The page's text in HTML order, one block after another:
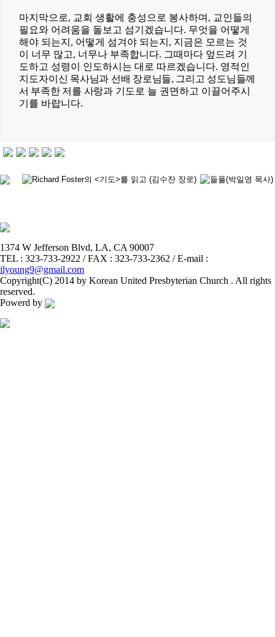
마지막으로, 교회 생활에 충성으로 봉사하며 , 교인들의
필요와 어려움을 돌보고 섬기겠습니다. 무엇을 어떻게
해야 되는지 , 어떻게 섬겨야 되는지 , 지금은 모르는 것
이 너무 많고, 너무나 부족합니다. 그때마다 엎드려 기
도하고 성령이 인도하시는 대로 따르겠습니다. 영적인
지도자이신 목사님과 선배 장로님들, 그리고 성도님들께
서 부족한 저를 사랑과 기도로 늘 권면하고 이끌어주시
기를 바랍니다.
1374 W Jefferson Blvd, LA, CA 90007
TEL : 323-733-2922 / FAX : 323-733-2362 / E-mail :
ilyoung9@gmail.com
Copyright(C) 2014 by Korean United Presbyterian Church . All rights
reserved.
Powerd by